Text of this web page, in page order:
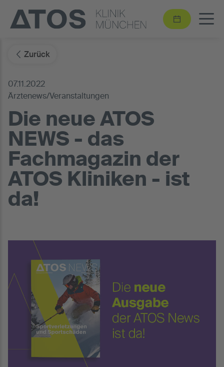
Zurück
07.11.2022
Ärztenews/Veranstaltungen
Die neue ATOS
NEWS - das
Fachmagazin der
ATOS Kliniken - ist
da!